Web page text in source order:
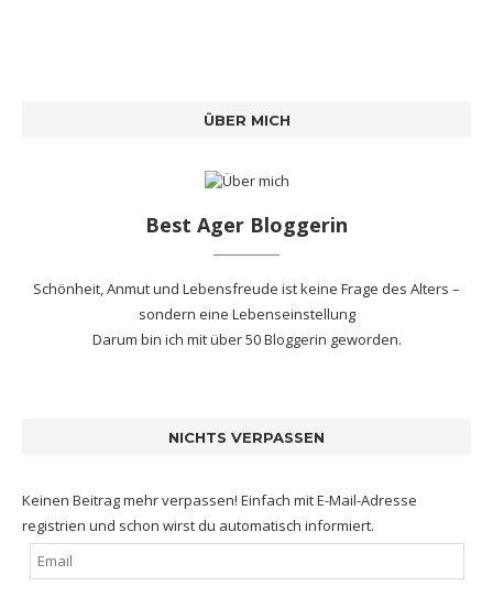
ÜBER MICH
Best Ager Bloggerin
Schönheit, Anmut und Lebensfreude ist keine Frage des Alters –
sondern eine Lebenseinstellung
Darum bin ich mitüber 50 Bloggerin geworden.
NICHTS VERPASSEN
Keinen Beitrag mehr verpassen! Einfach mit E-Mail-Adresse
registrien und schon wirst du automatisch informiert.